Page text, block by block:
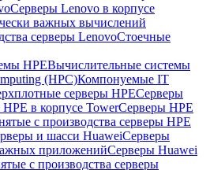
Серверы Lenovo в корпусе
важных вычислений
серверы LenovoСтоечные
HPEВычислительные системы
(HPC)Компонуемые IT
серверы HPEСерверы
в корпусе TowerСерверы HPE
с производства серверы HPE
и шасси HuaweiСерверы
приложенийСерверы Huawei
с производства серверы